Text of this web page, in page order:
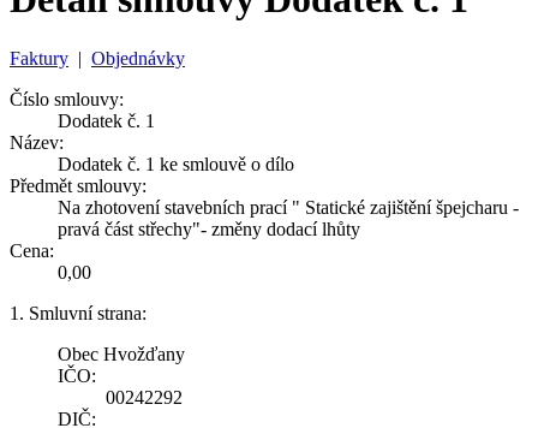
Faktury | Objednávky
Číslo smlouvy:
Dodatek č. 1
Název:
Dodatek č. 1 ke smlouvě o dílo
Předmět smlouvy:
Na zhotovení stavebních prací " Statické zajištění špejcharu -
pravá část střechy"- změny dodací lhůty
Cena:
0,00
1. Smluvní strana:
Obec Hvožďany
IČO:
00242292
DIČ: